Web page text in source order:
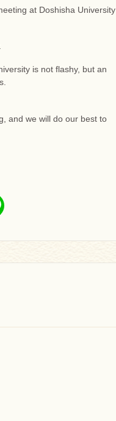
at Doshisha University
is not flashy, but an
and we will do our best to